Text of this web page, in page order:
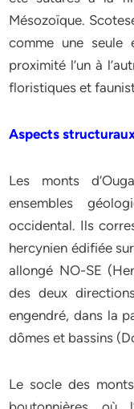
Mésozoïque.
comme une
proximité l’un à
floristiques et
Aspects
Les monts
ensembles
occidental. Ils
hercynien édifiée
allongé NO-SE
des deux
engendré, dans la
dômes et bassins
Le socle des